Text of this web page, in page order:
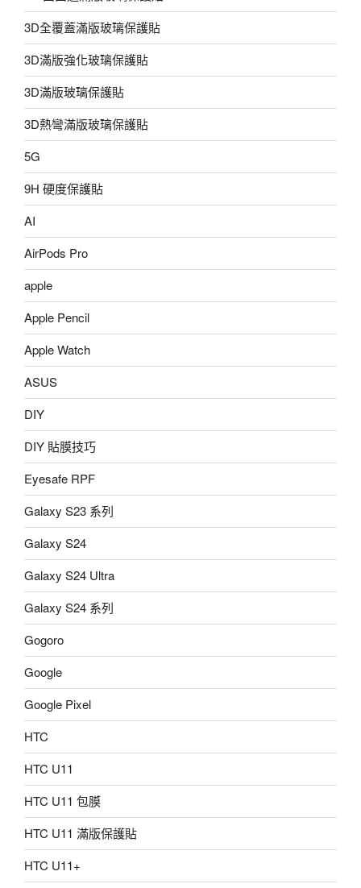
3D全覆蓋滿版玻璃保護貼
3D滿版強化玻璃保護貼
3D滿版玻璃保護貼
3D熱彎滿版玻璃保護貼
5G
9H 硬度保護貼
AI
AirPods Pro
apple
Apple Pencil
Apple Watch
ASUS
DIY
DIY 貼膜技巧
Eyesafe RPF
Galaxy S23 系列
Galaxy S24
Galaxy S24 Ultra
Galaxy S24 系列
Gogoro
Google
Google Pixel
HTC
HTC U11
HTC U11 包膜
HTC U11 滿版保護貼
HTC U11+